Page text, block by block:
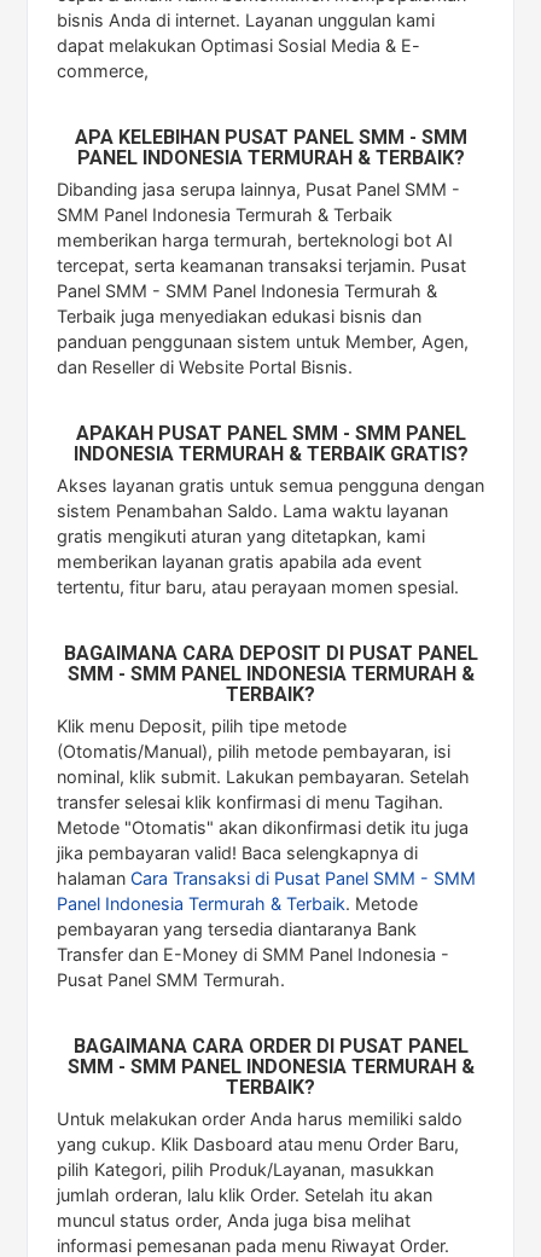
bisnis Anda di internet. Layanan unggulan kami
dapat melakukan Optimasi Sosial Media & E-
commerce,
APA KELEBIHAN PUSAT PANEL SMM - SMM
PANEL INDONESIA TERMURAH & TERBAIK?
Dibanding jasa serupa lainnya, Pusat Panel SMM -
SMM Panel Indonesia Termurah & Terbaik
memberikan harga termurah, berteknologi bot AI
tercepat, serta keamanan transaksi terjamin. Pusat
Panel SMM - SMM Panel Indonesia Termurah &
Terbaik juga menyediakan edukasi bisnis dan
panduan penggunaan sistem untuk Member, Agen,
dan Reseller di Website Portal Bisnis.
APAKAH PUSAT PANEL SMM - SMM PANEL
INDONESIA TERMURAH & TERBAIK GRATIS?
Akses layanan gratis untuk semua pengguna dengan
sistem Penambahan Saldo. Lama waktu layanan
gratis mengikuti aturan yang ditetapkan, kami
memberikan layanan gratis apabila ada event
tertentu, fitur baru, atau perayaan momen spesial.
BAGAIMANA CARA DEPOSIT DI PUSAT PANEL
SMM - SMM PANEL INDONESIA TERMURAH &
TERBAIK?
Klik menu Deposit, pilih tipe metode
(Otomatis/Manual), pilih metode pembayaran, isi
nominal, klik submit. Lakukan pembayaran. Setelah
transfer selesai klik konfirmasi di menu Tagihan.
Metode "Otomatis" akan dikonfirmasi detik itu juga
jika pembayaran valid! Baca selengkapnya di
halaman Cara Transaksi di Pusat Panel SMM - SMM
Panel Indonesia Termurah & Terbaik. Metode
pembayaran yang tersedia diantaranya Bank
Transfer dan E-Money di SMM Panel Indonesia -
Pusat Panel SMM Termurah.
BAGAIMANA CARA ORDER DI PUSAT PANEL
SMM - SMM PANEL INDONESIA TERMURAH &
TERBAIK?
Untuk melakukan order Anda harus memiliki saldo
yang cukup. Klik Dasboard atau menu Order Baru,
pilih Kategori, pilih Produk/Layanan, masukkan
jumlah orderan, lalu klik Order. Setelah itu akan
muncul status order, Anda juga bisa melihat
informasi pemesanan pada menu Riwayat Order.